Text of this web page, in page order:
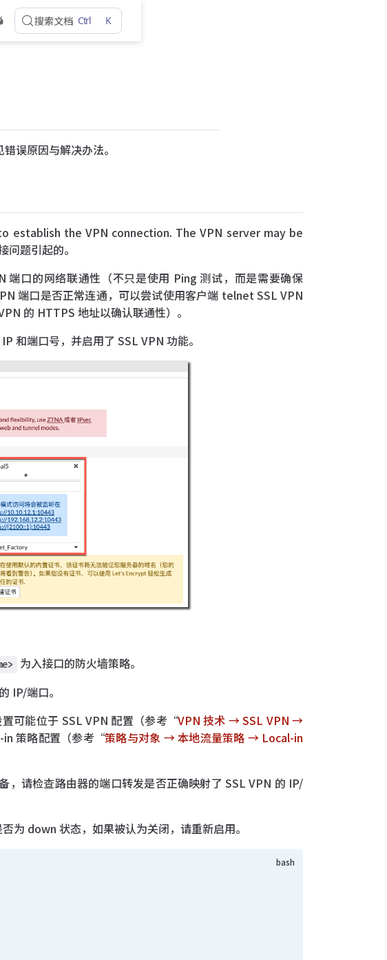
搜索文档 Ctrl K
误原因与解决办法。
establish the VPN connection. The VPN server may be
题引起的。
口的网络联通性（不只是使用 Ping 测试，而是需要确保
端口是否正常连通，可以尝试使用客户端 telnet SSL VPN
的 HTTPS 地址以确认联通性）。
和端口号，并启用了 SSL VPN 功能。
为入接口的防火墙策略。
IP/端口。
可能位于 SSL VPN 配置（参考“VPN 技术 → SSL VPN →
策略配置（参考“策略与对象 → 本地流量策略 → Local-in
请检查路由器的端口转发是否正确映射了 SSL VPN 的 IP/
为 down 状态，如果被认为关闭，请重新启用。